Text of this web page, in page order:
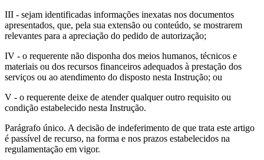
III - sejam identificadas informações inexatas nos documentos
apresentados, que, pela sua extensão ou conteúdo, se mostrarem
relevantes para a apreciação do pedido de autorização;
IV - o requerente não disponha dos meios humanos, técnicos e
materiais ou dos recursos financeiros adequados à prestação dos
serviços ou ao atendimento do disposto nesta Instrução; ou
V - o requerente deixe de atender qualquer outro requisito ou
condição estabelecido nesta Instrução.
Parágrafo único. A decisão de indeferimento de que trata este artigo
é passível de recurso, na forma e nos prazos estabelecidos na
regulamentação em vigor.